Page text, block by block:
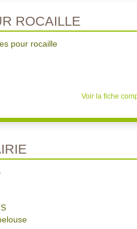
ROCAILLE
pour rocaille
Voir la fiche